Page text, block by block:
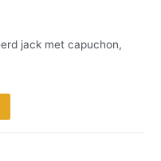
jack met capuchon,